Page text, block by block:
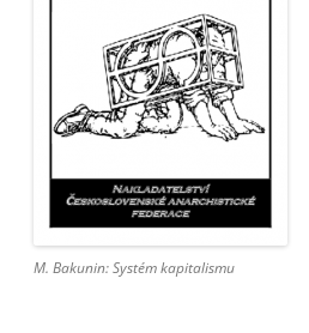
M. Bakunin: Systém kapitalismu